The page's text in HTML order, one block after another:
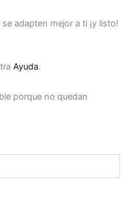
adapten mejor a ti ¡y listo!
Ayuda.
porque no quedan